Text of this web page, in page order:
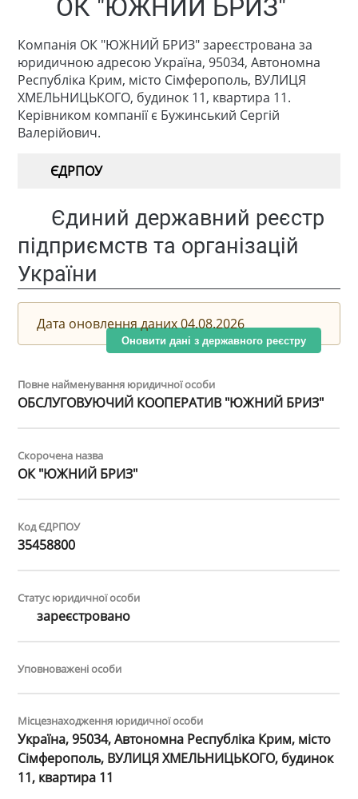
ОК "ЮЖНИЙ БРИЗ"
Компанія ОК "ЮЖНИЙ БРИЗ" зареєстрована за
юридичною адресою Україна, 95034, Автономна
Республіка Крим, місто Сімферополь, ВУЛИЦЯ
ХМЕЛЬНИЦЬКОГО, будинок 11, квартира 11.
Керівником компанії є Бужинський Сергій
Валерійович.
ЄДРПОУ
Єдиний державний реєстр
підприємств та організацій
України
Дата оновлення даних 04.08.2026
Оновити дані з державного реєстру
Повне найменування юридичної особи
ОБСЛУГОВУЮЧИЙ КООПЕРАТИВ "ЮЖНИЙ БРИЗ"
Скорочена назва
ОК "ЮЖНИЙ БРИЗ"
Код ЄДРПОУ
35458800
Статус юридичної особи
зареєстровано
Уповноважені особи
Місцезнаходження юридичної особи
Україна, 95034, Автономна Республіка Крим, місто
Сімферополь, ВУЛИЦЯ ХМЕЛЬНИЦЬКОГО, будинок
11, квартира 11